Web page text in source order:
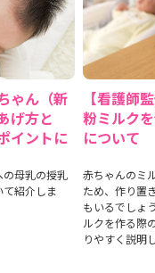
ゃん（新
げ方と
イントに
母乳の授乳
紹介しま
【看護師
粉ミルク
について
赤ちゃんのミ
ため、作り置
もいるでしょ
ルクを作る際
りやすく説明